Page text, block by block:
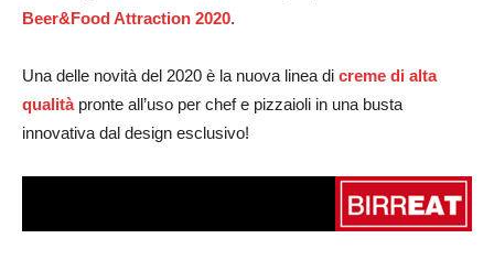
Beer&Food Attraction 2020.
Una delle novità del 2020 è la nuova linea di creme di alta
qualitàpronte all’uso per chef e pizzaioli in una busta
innovativa dal design esclusivo!